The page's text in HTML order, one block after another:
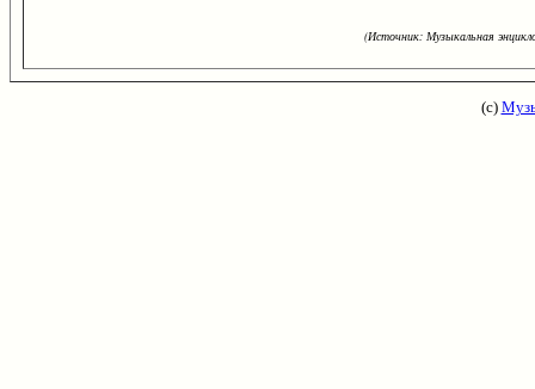
(Источник: Музыкальная
(с)